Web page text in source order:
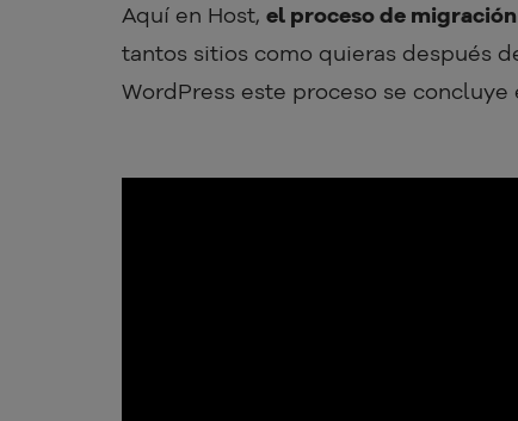
Aquí en Host, el proceso de
tantos sitios como quieras después
WordPress este proceso se concluye